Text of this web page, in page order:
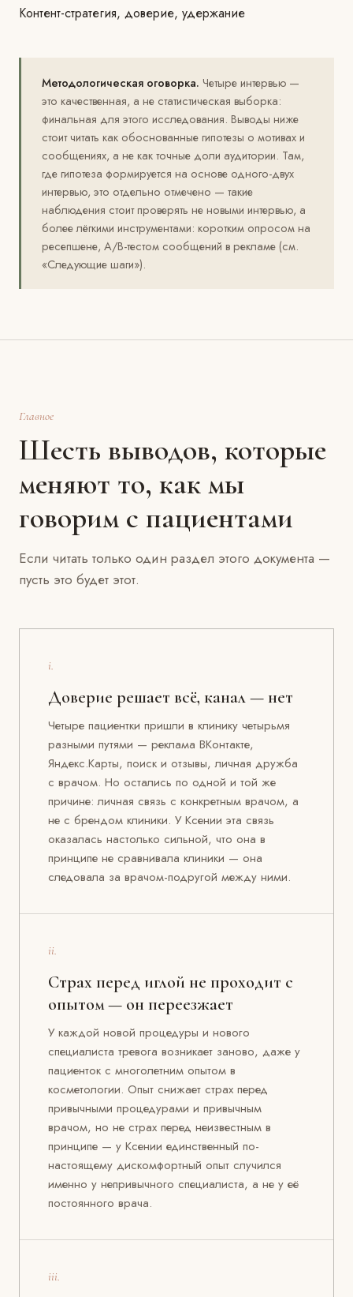
Контент-стратегия, доверие, удержание
Методологическая оговорка. Четыре интервью —
это качественная, а не статистическая выборка:
финальная для этого исследования. Выводы ниже
стоит читать как обоснованные гипотезы о мотивах и
сообщениях, а не как точные доли аудитории. Там,
где гипотеза формируется на основе одного-двух
интервью, это отдельно отмечено — такие
наблюдения стоит проверять не новыми интервью, а
более лёгкими инструментами: коротким опросом на
ресепшене, A/B-тестом сообщений в рекламе (см.
«Следующие шаги»).
Главное
Шесть выводов, которые
меняют то, как мы
говорим с пациентами
Если читать только один раздел этого документа —
пусть это будет этот.
i.
Доверие решает всё, канал — нет
Четыре пациентки пришли в клинику четырьмя
разными путями — реклама ВКонтакте,
Яндекс.Карты, поиск и отзывы, личная дружба
с врачом. Но остались по одной и той же
причине: личная связь с конкретным врачом, а
не с брендом клиники. У Ксении эта связь
оказалась настолько сильной, что она в
принципе не сравнивала клиники — она
следовала за врачом-подругой между ними.
ii.
Страх перед иглой не проходит с
опытом — он переезжает
У каждой новой процедуры и нового
специалиста тревога возникает заново, даже у
пациенток с многолетним опытом в
косметологии. Опыт снижает страх перед
привычными процедурами и привычным
врачом, но не страх перед неизвестным в
принципе — у Ксении единственный по-
настоящему дискомфортный опыт случился
именно у непривычного специалиста, а не у её
постоянного врача.
iii.